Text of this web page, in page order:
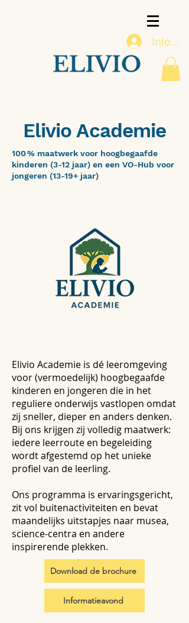
Inloggen
Elivio Academie
100 % maatwerk voor hoogbegaafde
kinderen (3-12 jaar) en een VO-Hub voor
jongeren (13-19+ jaar)
Elivio Academie is dé leeromgeving
voor (vermoedelijk) hoogbegaafde
kinderen en jongeren die in het
reguliere onderwijs vastlopen omdat
zij sneller, dieper en anders denken.
Bij ons krijgen zij volledig maatwerk:
iedere leerroute en begeleiding
wordt afgestemd op het unieke
profiel van de leerling.
Ons programma is ervaringsgericht,
zit vol buitenactiviteiten en bevat
maandelijks uitstapjes naar musea,
science-centra en andere
inspirerende plekken.
Download de brochure
Informatieavond